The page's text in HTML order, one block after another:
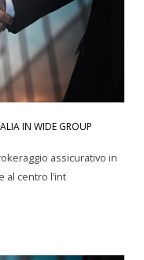
IN WIDE GROUP
assicurativo in
al centro l’int